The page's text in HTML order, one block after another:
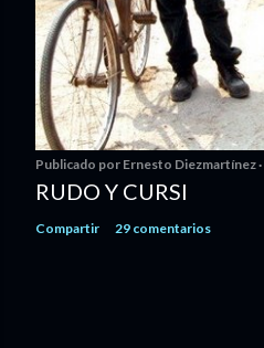
Publicado por Ernesto Diezmartínez
RUDO Y CURSI
Compartir 29 comentarios